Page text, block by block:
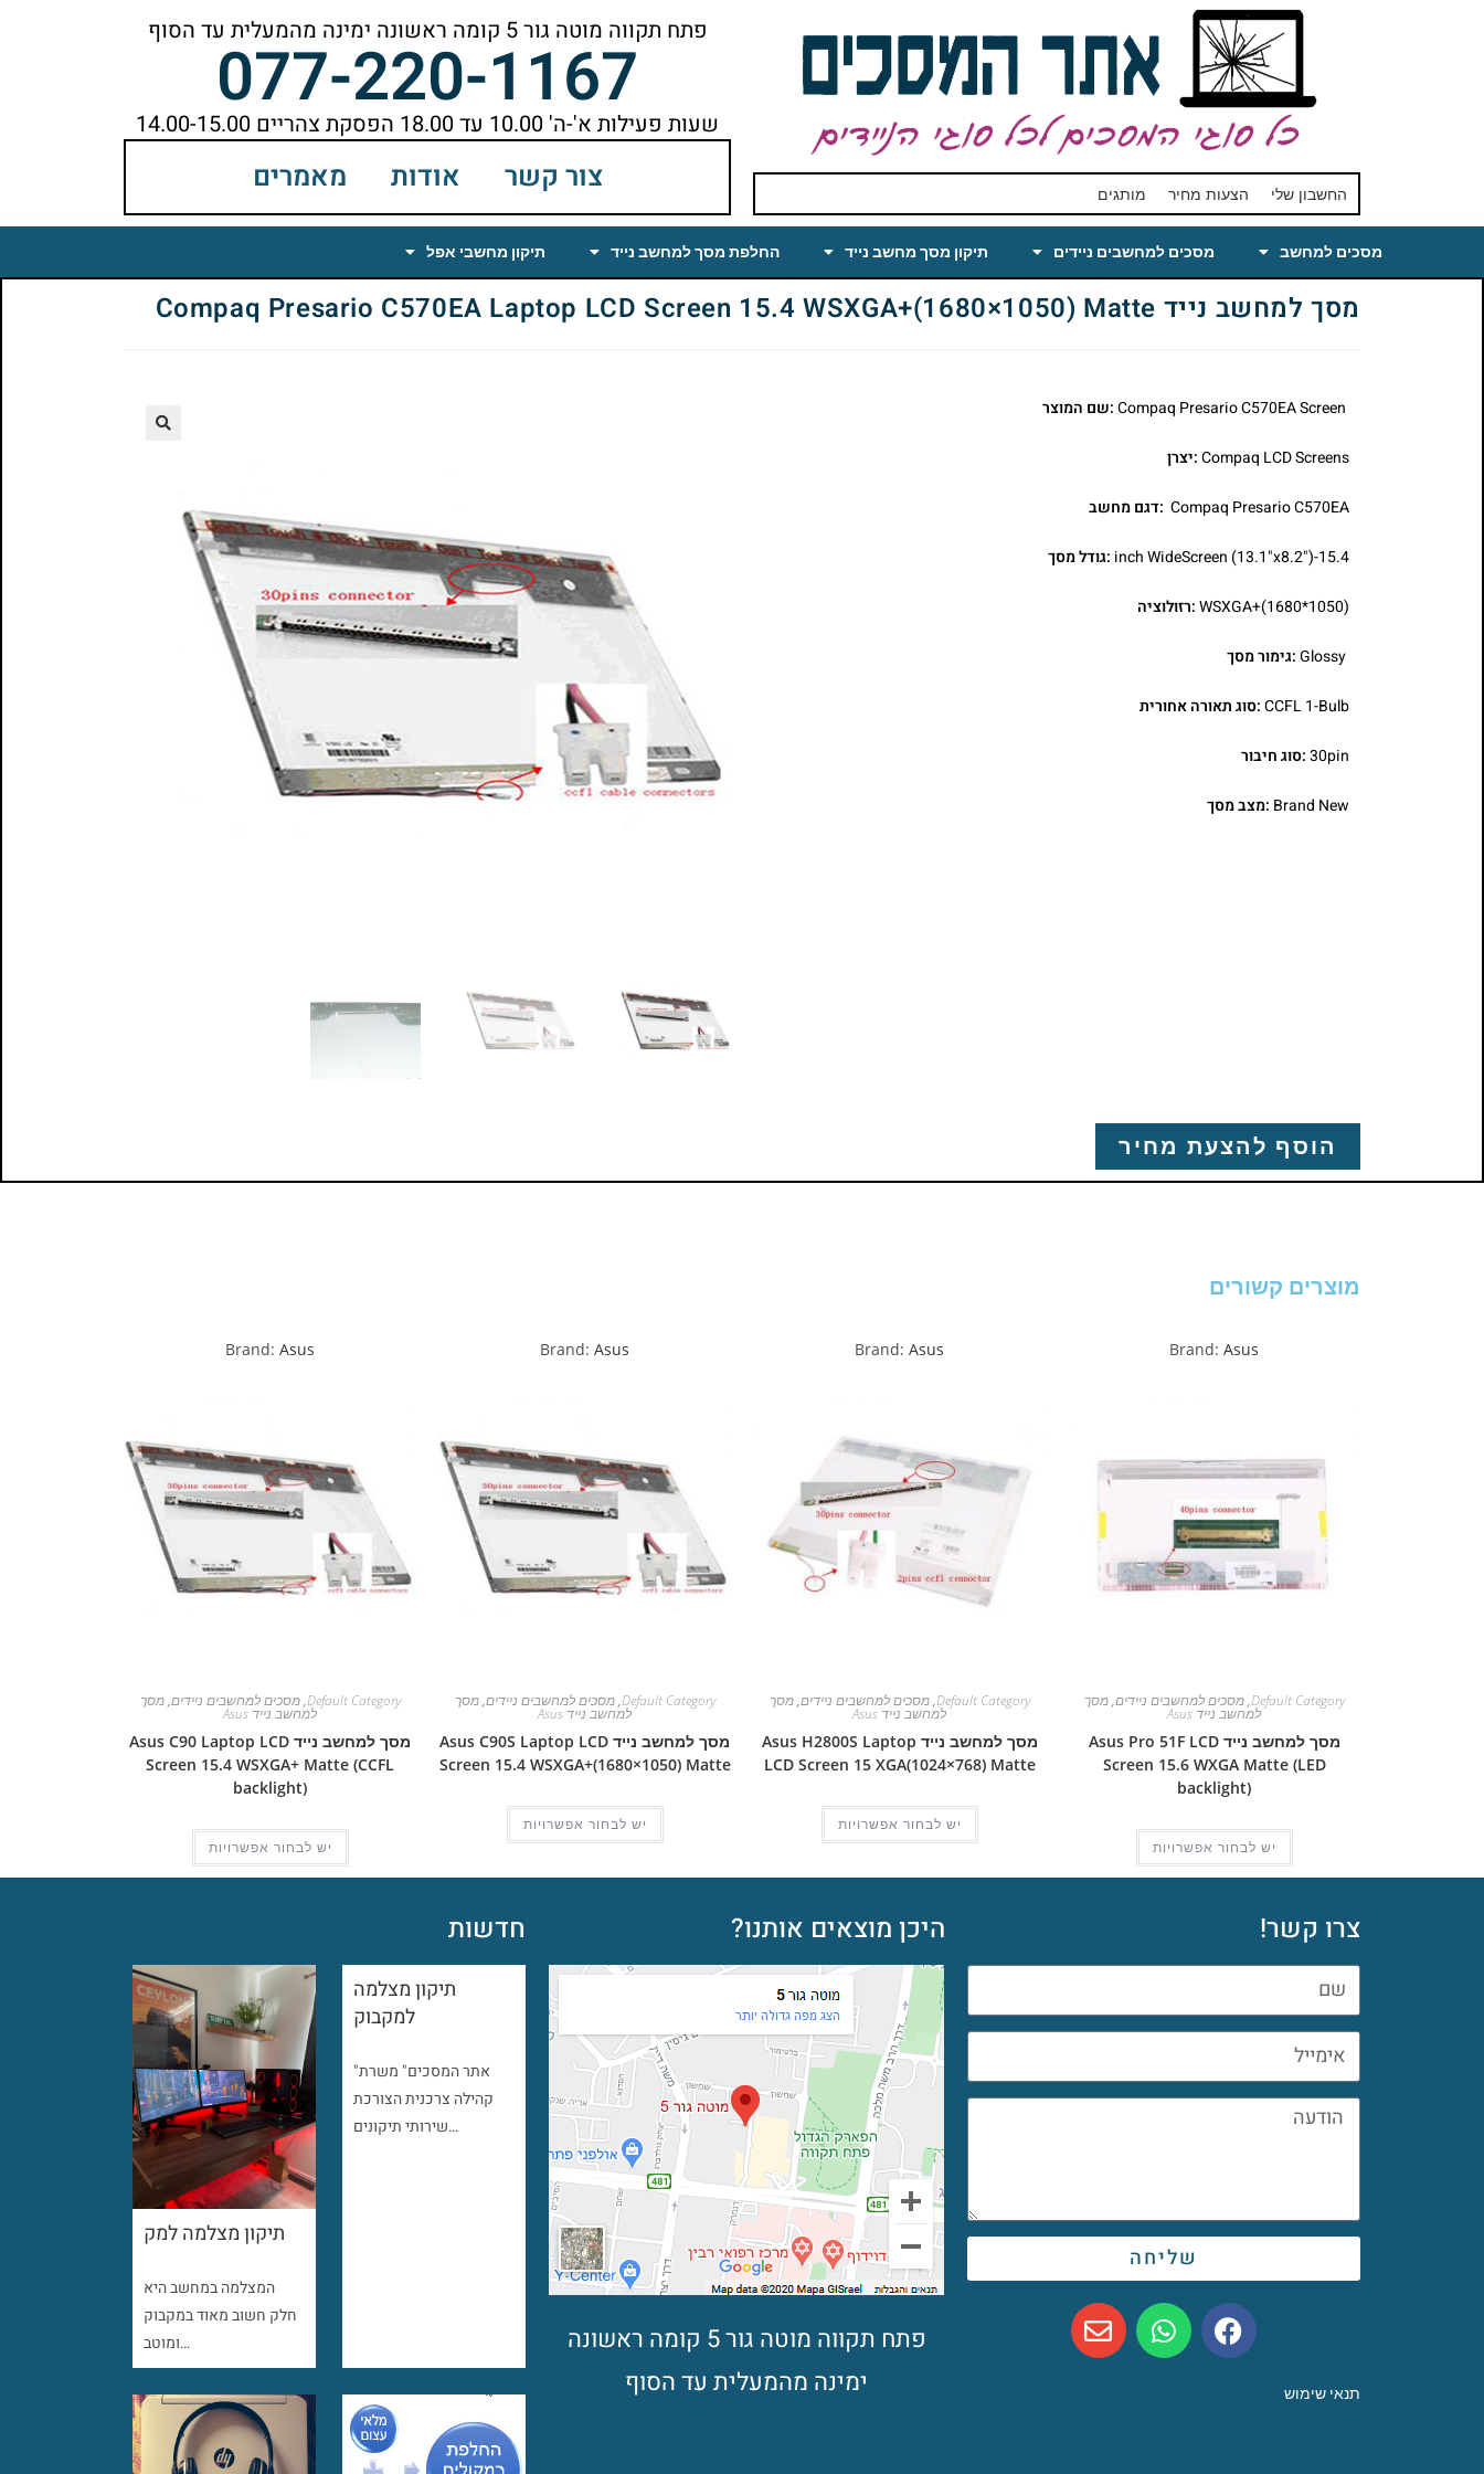
החשבון שלי הצעות מחיר מותגים
פתח תקווה מוטה גור 5 קומה ראשונה ימינה מהמעלית עד הסוף
077-220-1167שעות פעילות א'-ה' 10.00 עד 18.00 הפסקת צהריים 14.00-15.00
צור קשר אודות מאמרים
מסכים למחשב מסכים למחשבים ניידים תיקון מסך מחשב נייד החלפת מסך למחשב נייד תיקון מחשבי אפל
מסך למחשב נייד Compaq Presario C570EA Laptop LCD Screen 15.4 WSXGA+(1680×1050) Matte
:שם המוצר
Compaq LCD Screens:יצרן
Compaq Presario C570EA :דגם מחשב
15.4-inch WideScreen (13.1"x8.2") :גודל מסך
WSXGA+(1680*1050):רזולוציה
Glossy:גימור מסך
CCFL 1-Bulb:סוג תאורה אחורית
30pin:סוג חיבור
Brand New :מצב מסך
הוסף להצעת מחיר
מוצרים קשורים
Brand: Asus
Default Category
,מסכים למחשבים ניידים,מסך
למחשב נייד Asus
מסך למחשב נייד Asus Pro 51F LCD
Screen 15.6 WXGA Matte (LED
backlight)
יש לבחור אפשרויות
Brand: Asus
Default Category
,מסכים למחשבים ניידים,מסך
למחשב נייד Asus
מסך למחשב נייד Asus H2800S Laptop
LCD Screen 15 XGA(1024×768) Matte
יש לבחור אפשרויות
Brand: Asus
Default Category
,מסכים למחשבים ניידים,מסך
למחשב נייד Asus
מסך למחשב נייד Asus C90S Laptop LCD
Screen 15.4 WSXGA+(1680×1050) Matte
יש לבחור אפשרויות
Brand: Asus
Default Category
,מסכים למחשבים ניידים,מסך
למחשב נייד Asus
מסך למחשב נייד Asus C90 Laptop LCD
Screen 15.4 WSXGA+ Matte (CCFL
backlight)
יש לבחור אפשרויות
צרו קשר!
שליחה
תנאי שימוש
היכן מוצאים אותנו?
פתח תקווה מוטה גור 5 קומה ראשונה
ימינה מהמעלית עד הסוף
חדשות
תיקון מצלמה למק
המצלמה במחשב היא
חלק חשוב מאוד במקבוק
ומוטב…
תיקון מצלמה
למקבוק
"אתר המסכים" משרת
קהילה צרכנית הצורכת
שירותי תיקונים…